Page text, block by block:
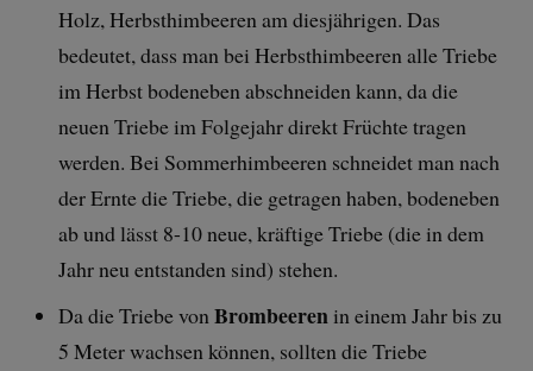
Holz, Herbsthimbeeren am diesjährigen. Das
bedeutet, dass man bei Herbsthimbeeren alle Triebe
im Herbst bodeneben abschneiden kann, da die
neuen Triebe im Folgejahr direkt Früchte tragen
werden. Bei Sommerhimbeeren schneidet man nach
der Ernte die Triebe, die getragen haben, bodeneben
ab und lässt 8-10 neue, kräftige Triebe (die in dem
Jahr neu entstanden sind) stehen.
Da die Triebe vonBrombeerenin einem Jahr bis zu
5 Meter wachsen können, sollten die Triebe